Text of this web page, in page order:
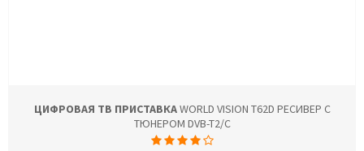
ЦИФРОВАЯ ТВ ПРИСТАВКАWORLD VISION T62D РЕСИВЕР С
ТЮНЕРОМ DVB-T2/C